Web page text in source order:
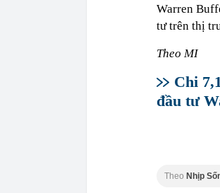
Warren
tư trên thị
Theo MI
Chi
đầu tư
Theo Nhịp